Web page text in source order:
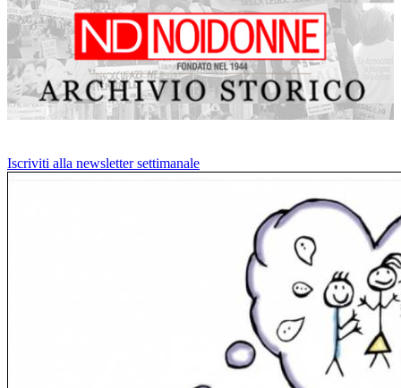
Iscriviti alla newsletter settimanale